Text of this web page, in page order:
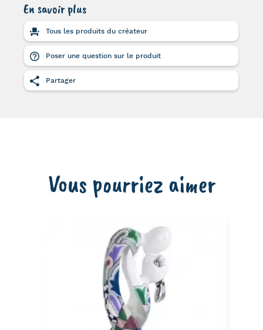
En savoir plus
Tous les produits du créateur
Poser une question sur le produit
Partager
Vous pourriez aimer